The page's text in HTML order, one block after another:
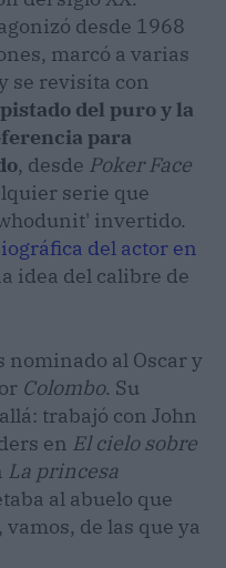
desde 1968
marcó a varias
se revisita con
del puro y la
para
, desde Poker Face
serie que
invertido.
del actor en
idea del calibre de
nominado al Oscar y
Colombo. Su
trabajó con John
en El cielo sobre
La princesa
al abuelo que
de las que ya